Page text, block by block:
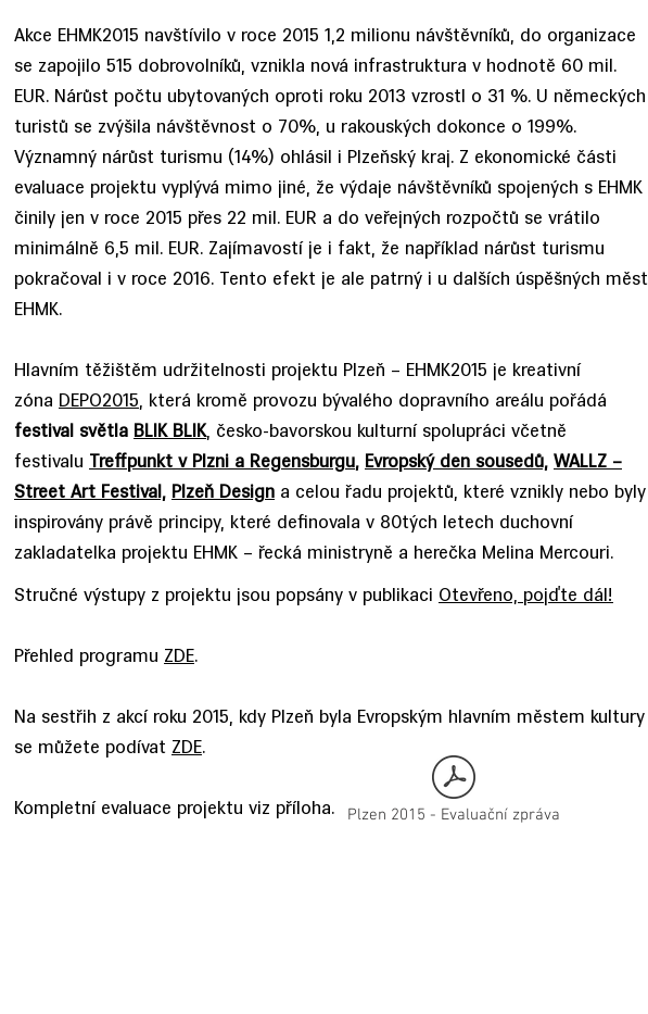
Akce EHMK2015 navštívilo v roce 2015 1,2 milionu návštěvníků, do organizace
se zapojilo 515 dobrovolníků, vznikla nová infrastruktura v hodnotě 60 mil.
EUR. Nárůst počtu ubytovaných oproti roku 2013 vzrostl o 31 %. U německých
turistů se zvýšila návštěvnost o 70%, u rakouských dokonce o 199%.
Významný nárůst turismu (14%) ohlásil i Plzeňský kraj. Z ekonomické části
evaluace projektu vyplývá mimo jiné, že výdaje návštěvníků spojených s EHMK
činily jen v roce 2015 přes 22 mil. EUR a do veřejných rozpočtů se vrátilo
minimálně 6,5 mil. EUR. Zajímavostí je i fakt, že například nárůst turismu
pokračoval i v roce 2016. Tento efekt je ale patrný i u dalších úspěšných měst
EHMK.
Hlavním těžištěm udržitelnosti projektu Plzeň – EHMK2015 je kreativní
zóna DEPO2015, která kromě provozu bývalého dopravního areálu pořádá
festival světla BLIK BLIK, česko-bavorskou kulturní spolupráci včetně
festivalu
Treffpunkt v Plzni a Regensburgu, Evropský den sousedů, WALLZ –
Street Art Festival, Plzeň Design a celou řadu projektů, které vznikly nebo byly
inspirovány právě principy, které definovala v 80tých letech duchovní
zakladatelka projektu EHMK – řecká ministryně a herečka Melina Mercouri.
Stručné výstupy z projektu jsou popsány v publikaci Otevřeno, pojďte dál!
Přehled programu ZDE.
Na sestřih z akcí roku 2015, kdy Plzeň byla Evropským hlavním městem kultury
se můžete podívat ZDE.
Kompletní evaluace projektu viz příloha. Plzen 2015 - Evaluační zpráva